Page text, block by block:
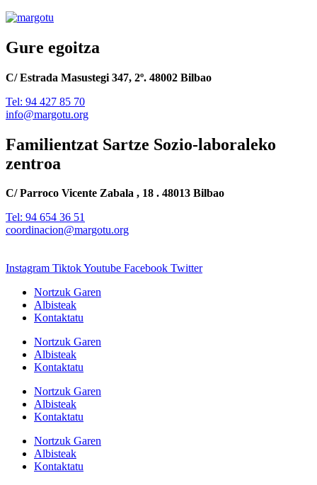
Gure egoitza
C/ Estrada Masustegi 347, 2º. 48002 Bilbao
Tel: 94 427 85 70
info@margotu.org
Familientzat Sartze Sozio-laboraleko
zentroa
C/ Parroco Vicente Zabala , 18 . 48013 Bilbao
Tel: 94 654 36 51
coordinacion@margotu.org
Instagram TiktokYoutube Facebook Twitter
Nortzuk Garen
Albisteak
Kontaktatu
Nortzuk Garen
Albisteak
Kontaktatu
Nortzuk Garen
Albisteak
Kontaktatu
Nortzuk Garen
Albisteak
Kontaktatu